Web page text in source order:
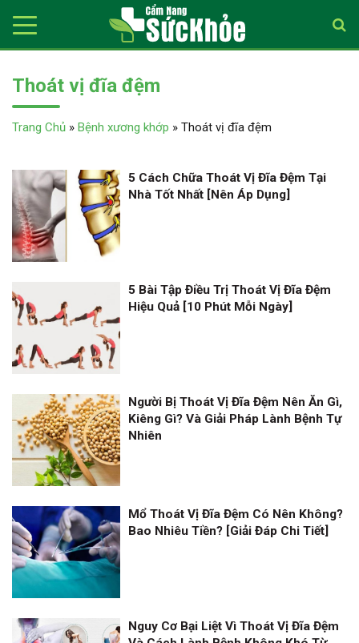
Thoát vị đĩa đệm
Trang Chủ » Bệnh xương khớp » Thoát vị đĩa đệm
5 Cách Chữa Thoát Vị Đĩa Đệm Tại
Nhà Tốt Nhất [Nên Áp Dụng]
5 Bài Tập Điều Trị Thoát Vị Đĩa Đệm
Hiệu Quả [10 Phút Mỗi Ngày]
Người Bị Thoát Vị Đĩa Đệm Nên Ăn Gì,
Kiêng Gì? Và Giải Pháp Lành Bệnh Tự
Nhiên
Mổ Thoát Vị Đĩa Đệm Có Nên Không?
Bao Nhiêu Tiền? [Giải Đáp Chi Tiết]
Nguy Cơ Bại Liệt Vì Thoát Vị Đĩa Đệm